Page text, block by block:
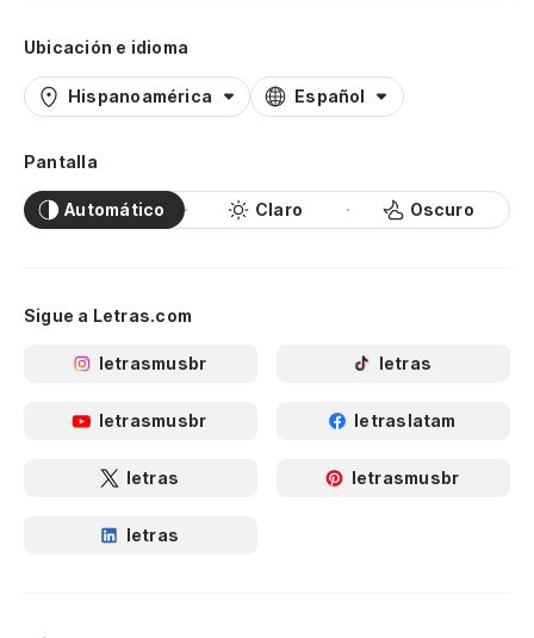
Ubicación e idioma
Hispanoamérica Español
Pantalla
Automático Claro Oscuro
Sigue a Letras.com
letrasmusbr letras
letrasmusbr letraslatam
letras letrasmusbr
letras